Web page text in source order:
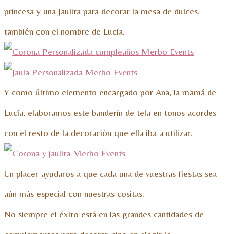
princesa y una Jaulita para decorar la mesa de dulces,
también con el nombre de Lucía.
Y como último elemento encargado por Ana, la mamá de
Lucía, elaboramos este banderín de tela en tonos acordes
con el resto de la decoración que ella iba a utilizar.
Un placer ayudaros a que cada una de vuestras fiestas sea
aún más especial con nuestras cositas.
No siempre el éxito está en las grandes cantidades de